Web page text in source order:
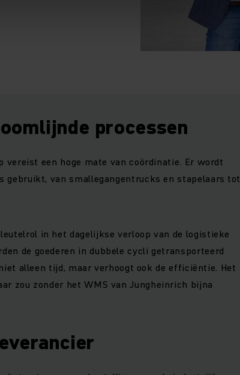
processen
vereist een hoge mate van coördinatie. Er wordt
gebruikt, van smallegangentrucks en stapelaars tot
in het dagelijkse verloop van de logistieke
de goederen in dubbele cycli getransporteerd
alleen tijd, maar verhoogt ook de efficiëntie. Het
zou zonder het WMS van Jungheinrich bijna